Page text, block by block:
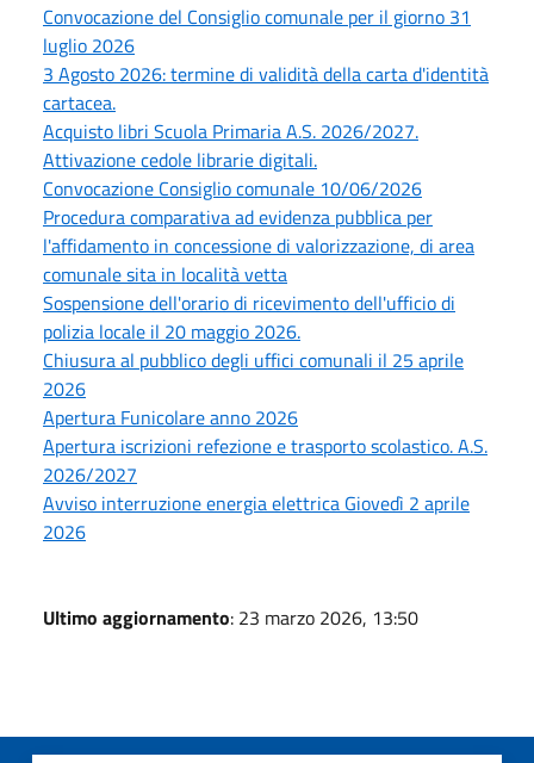
Convocazione del Consiglio comunale per il giorno 31
luglio 2026
3 Agosto 2026: termine di validità della carta d'identità
cartacea.
Acquisto libri Scuola Primaria A.S. 2026/2027.
Attivazione cedole librarie digitali.
Convocazione Consiglio comunale 10/06/2026
Procedura comparativa ad evidenza pubblica per
l'affidamento in concessione di valorizzazione, di area
comunale sita in località vetta
Sospensione dell'orario di ricevimento dell'ufficio di
polizia locale il 20 maggio 2026.
Chiusura al pubblico degli uffici comunali il 25 aprile
2026
Apertura Funicolare anno 2026
Apertura iscrizioni refezione e trasporto scolastico. A.S.
2026/2027
Avviso interruzione energia elettrica Giovedì 2 aprile
2026
Ultimo aggiornamento: 23 marzo 2026, 13:50